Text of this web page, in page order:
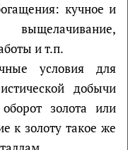
кучное и
и т.п.
условия для
добычи
золота или
к золоту такое же